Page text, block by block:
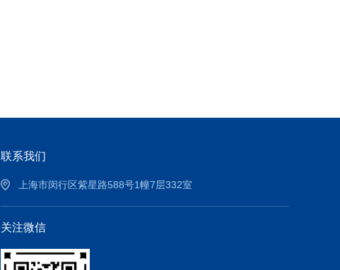
联系我们
上海市闵行区紫星路588号1幢7层332室
关注微信